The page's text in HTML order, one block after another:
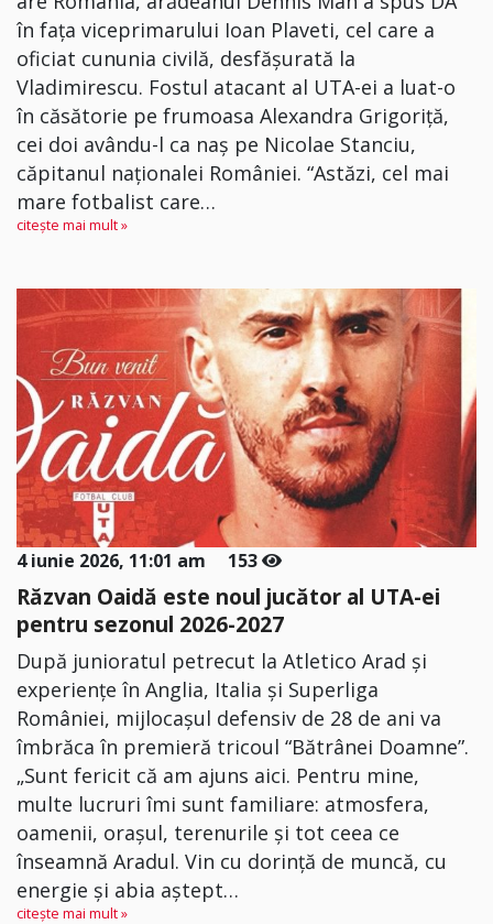
în fața viceprimarului Ioan Plaveti, cel care a
oficiat cununia civilă, desfășurată la
Vladimirescu. Fostul atacant al UTA-ei a luat-o
în căsătorie pe frumoasa Alexandra Grigoriță,
cei doi avându-l ca naș pe Nicolae Stanciu,
căpitanul naționalei României. “Astăzi, cel mai
mare fotbalist care…
citește mai mult »
4 iunie 2026, 11:01 am 153
Răzvan Oaidă este noul jucător al UTA-ei
pentru sezonul 2026-2027
După junioratul petrecut la Atletico Arad și
experiențe în Anglia, Italia și Superliga
României, mijlocașul defensiv de 28 de ani va
îmbrăca în premieră tricoul “Bătrânei Doamne”.
„Sunt fericit că am ajuns aici. Pentru mine,
multe lucruri îmi sunt familiare: atmosfera,
oamenii, orașul, terenurile și tot ceea ce
înseamnă Aradul. Vin cu dorință de muncă, cu
energie și abia aștept…
citește mai mult »